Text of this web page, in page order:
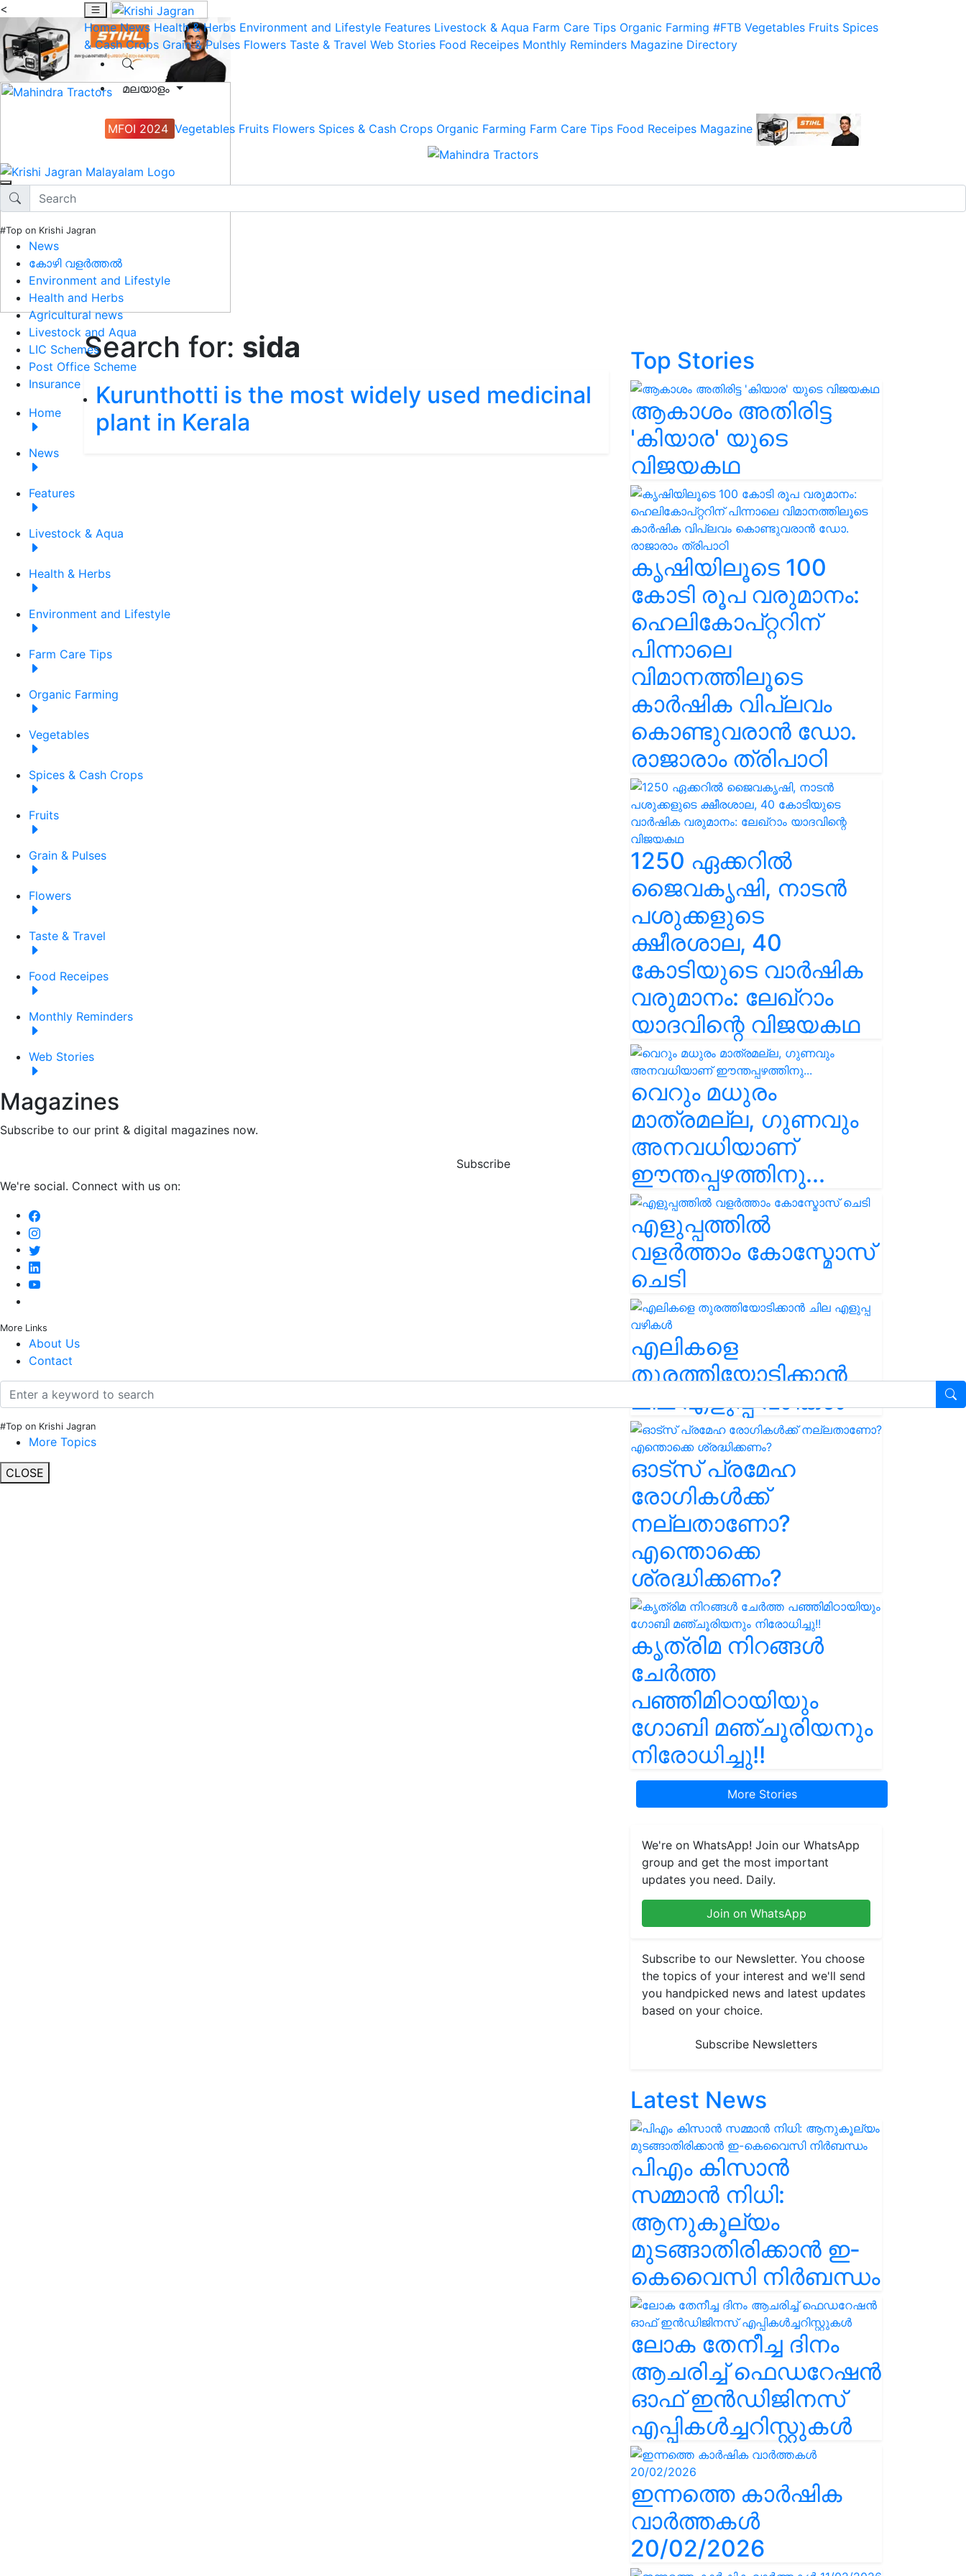
<
Home News Health & Herbs Environment and Lifestyle Features Livestock & Aqua Farm Care Tips Organic Farming #FTB Vegetables Fruits Spices
& Cash Crops Grain & Pulses Flowers Taste & Travel Web Stories Food Receipes Monthly Reminders Magazine Directory
മലയാളം
MFOI 2024 Vegetables Fruits Flowers Spices & Cash Crops Organic Farming Farm Care Tips Food Receipes Magazine
#Top on Krishi Jagran
News
കോഴി വളർത്തൽ
Environment and Lifestyle
Health and Herbs
Agricultural news
Livestock and Aqua
LIC Schemes
Post Office Scheme
Insurance
Home
News
Features
Livestock & Aqua
Health & Herbs
Environment and Lifestyle
Farm Care Tips
Organic Farming
Vegetables
Spices & Cash Crops
Fruits
Grain & Pulses
Flowers
Taste & Travel
Food Receipes
Monthly Reminders
Web Stories
Magazines
Subscribe to our print & digital magazines now.
Subscribe
We're social. Connect with us on:
More Links
About Us
Contact
#Top on Krishi Jagran
More Topics
CLOSE
Search for: sida
Kurunthotti is the most widely used medicinal
plant in Kerala
Top Stories
ആകാശം അതിരിട്ട
'കിയാര' യുടെ
വിജയകഥ
കൃഷിയിലൂടെ 100
കോടി രൂപ വരുമാനം:
ഹെലികോപ്റ്ററിന്
പിന്നാലെ
വിമാനത്തിലൂടെ
കാർഷിക വിപ്ലവം
കൊണ്ടുവരാൻ ഡോ.
രാജാരാം ത്രിപാഠി
1250 ഏക്കറിൽ
ജൈവകൃഷി, നാടൻ
പശുക്കളുടെ
ക്ഷീരശാല, 40
കോടിയുടെ വാർഷിക
വരുമാനം: ലേഖ്‌റാം
യാദവിന്റെ വിജയകഥ
വെറും മധുരം
മാത്രമല്ല, ഗുണവും
അനവധിയാണ്
ഈന്തപ്പഴത്തിനു...
എളുപ്പത്തിൽ
വളർത്താം കോസ്മോസ്
ചെടി
എലികളെ
തുരത്തിയോടിക്കാൻ
ചില എളുപ്പ വഴികൾ
ഓട്സ് പ്രമേഹ
രോഗികൾക്ക്
നല്ലതാണോ?
എന്തൊക്കെ
ശ്രദ്ധിക്കണം?
കൃത്രിമ നിറങ്ങൾ
ചേർത്ത
പഞ്ഞിമിഠായിയും
ഗോബി മഞ്ചൂരിയനും
നിരോധിച്ചു!!
More Stories
We're on WhatsApp! Join our WhatsApp
group and get the most important
updates you need. Daily.
Join on WhatsApp
Subscribe to our Newsletter. You choose
the topics of your interest and we'll send
you handpicked news and latest updates
based on your choice.
Subscribe Newsletters
Latest News
പിഎം കിസാൻ
സമ്മാൻ നിധി:
ആനുകൂല്യം
മുടങ്ങാതിരിക്കാൻ ഇ-
കെവൈസി നിർബന്ധം
ലോക തേനീച്ച ദിനം
ആചരിച്ച് ഫെഡറേഷൻ
ഓഫ് ഇൻഡിജിനസ്
എപ്പികൾച്ചറിസ്റ്റുകൾ
ഇന്നത്തെ കാർഷിക
വാർത്തകൾ
20/02/2026